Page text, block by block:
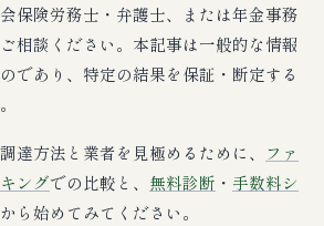
保険労務士・弁護士、または年金事務
相談ください。本記事は一般的な情報
であり、特定の結果を保証・断定する
達方法と業者を見極めるために、 ファ
ングでの比較と、 無料診断 ・ 手数料シ
ら始めてみてください。